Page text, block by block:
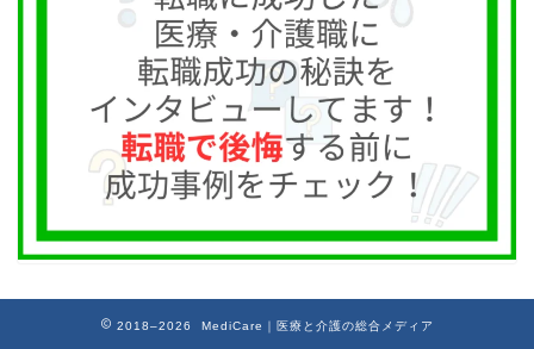
2018–2026 MediCare｜医療と介護の総合メディア